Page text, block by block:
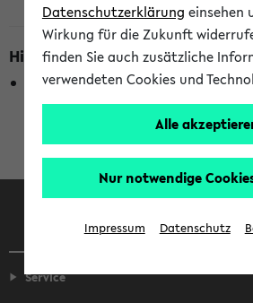
Hinweise zur Liste
Die Anzeige ist
vom im eKVV gewählten Semester.
Facebook Instagram
Service
Datenschutzerklärung einsehen
Wirkung für die Zukunft
finden Sie auch zusätzliche
verwendeten Cookies und
Alle
Nur notwendige
Impressum Datenschutz